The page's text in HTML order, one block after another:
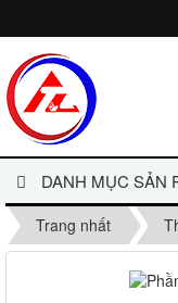
DANH MỤC SẢN
Trang nhất